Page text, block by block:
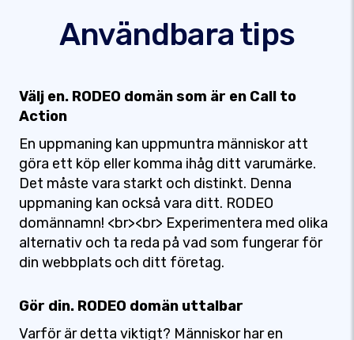
Användbara tips
Välj en. RODEO domän som är en Call to
Action
En uppmaning kan uppmuntra människor att
göra ett köp eller komma ihåg ditt varumärke.
Det måste vara starkt och distinkt. Denna
uppmaning kan också vara ditt. RODEO
domännamn! <br><br> Experimentera med olika
alternativ och ta reda på vad som fungerar för
din webbplats och ditt företag.
Gör din. RODEO domän uttalbar
Varför är detta viktigt? Människor har en